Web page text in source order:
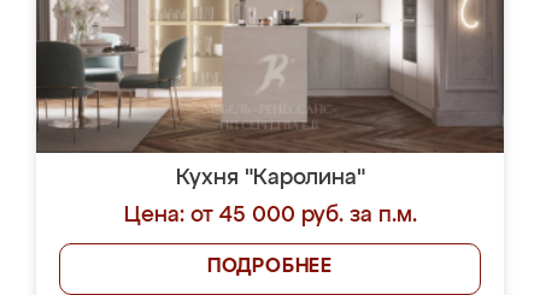
Кухня "Каролина"
Цена: от 45 000 руб. за п.м.
ПОДРОБНЕЕ